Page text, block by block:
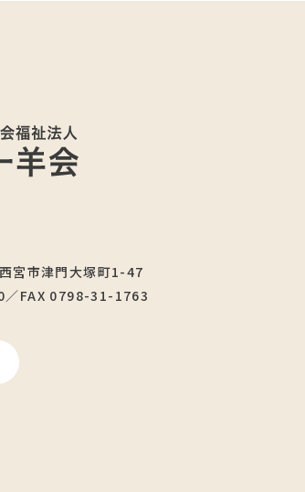
宮市津門大塚町1-47
FAX 0798-31-1763